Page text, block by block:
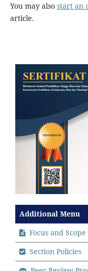
You may also start an
article.
Additional Menu
Focus and Scope
Section Policies